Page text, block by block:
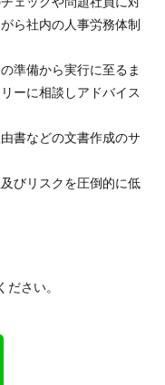
ら社内の人事労務体制
準備から実行に至るま
ーに相談しアドバイス
書などの文書作成のサ
びリスクを圧倒的に低
さい。